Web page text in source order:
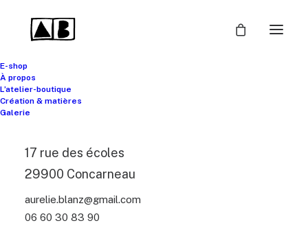
E-shop
À propos
L’atelier-boutique
Création & matières
Galerie
17 rue des écoles
29900 Concarneau
aurelie.blanz@gmail.com
06 60 30 83 90
de